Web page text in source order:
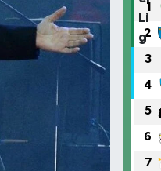
1
2
3
4
5
6
7